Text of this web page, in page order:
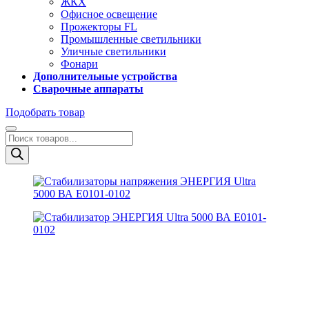
Офисное освещение
Прожекторы FL
Промышленные светильники
Уличные светильники
Фонари
Дополнительные устройства
Сварочные аппараты
Подобрать товар
Поиск
товаров